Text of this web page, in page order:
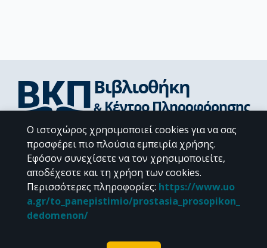
Διεύθυνση Βιβλιοθήκης & Κέντρου Πληροφόρησης
Βιβλιοθήκες Σχολών του ΕΚΠΑ
Υπολογιστικό Κέντρο Βιβλιοθηκών
Επικοινωνία / Helpdesk
Ο ιστοχώρος χρησιμοποιεί cookies για να σας
προσφέρει πιο πλούσια εμπειρία χρήσης.
Εφόσον συνεχίσετε να τον χρησιμοποιείτε,
αποδέχεστε και τη χρήση των cookies.
Περισσότερες πληροφορίες: https://www.uo
a.gr/to_panepistimio/prostasia_prosopikon_
dedomenon/